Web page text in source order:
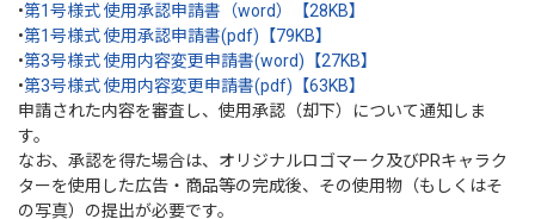
•第1号様式 使用承認申請書（word）【28KB】
•第1号様式 使用承認申請書(pdf)【79KB】
•第3号様式 使用内容変更申請書(word)【27KB】
•第3号様式 使用内容変更申請書(pdf)【63KB】
申請された内容を審査し、使用承認（却下）について通知しま
す。
なお、承認を得た場合は、オリジナルロゴマーク及びPRキャラク
ターを使用した広告・商品等の完成後、その使用物（もしくはそ
の写真）の提出が必要です。